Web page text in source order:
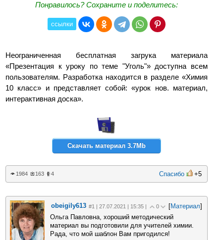
Понравилось? Сохраните и поделитесь:
ссылки
Неограниченная бесплатная загрука материала
«Презентация к уроку по теме "Уголь"» доступна всем
пользователям. Разработка находится в разделе «Химия
10 класс» и представляет собой: «урок нов. материал,
интерактивная доска».
Скачать материал 3.7Mb
1984 163 4 Спасибо +5
obeigily613 #1 | 27.07.2021 | 15:35 | 0 [Материал]
Ольга Павловна, хороший методический
материал вы подготовили для учителей химии.
Рада, что мой шаблон Вам пригодился!